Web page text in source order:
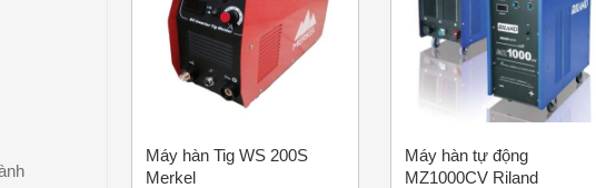
Máy hàn Tig WS 200S
Merkel
Máy hàn tự động
MZ1000CV Riland